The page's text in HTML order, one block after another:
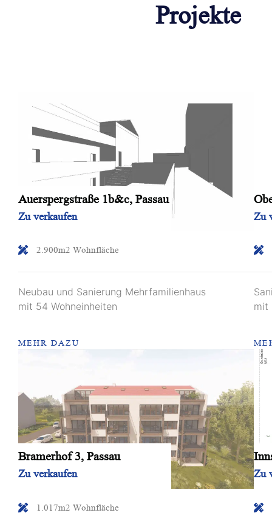
Projekte
Auerspergstraße 1b&c, Passau
Zu verkaufen
2.900m2 Wohnfläche
Neubau und Sanierung Mehrfamilienhaus
mit 54 Wohneinheiten
MEHR DAZU
Zu
mit
Bramerhof 3, Passau
Zu verkaufen
1.017m2 Wohnfläche
Zu